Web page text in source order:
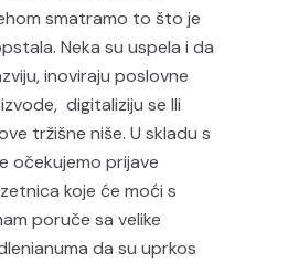
smatramo to što je
Neka su uspela i da
inoviraju poslovne
digitaliziju se Ili
tržišne niše. U skladu s
očekujemo prijave
koje će moći s
poruče sa velike
da su uprkos